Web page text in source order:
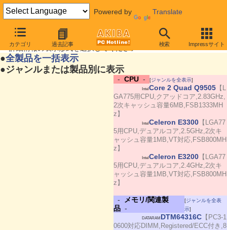
Powered by Translate
カテゴリ 過去記事 検索 Impressサイト
今週見つけた主な新製品[表示形式選択] 2009年9月5日号
― 詳細情報の表示形式を選択してください ―
●全製品を一括表示
●ジャンルまたは製品別に表示
- CPU- [ジャンルを全表示]
Intel Core 2 Quad Q9505【L
GA775用CPU,クアッドコア,2.83GHz,
2次キャッシュ容量6MB,FSB1333MH
z】
Intel Celeron E3300【LGA77
5用CPU,デュアルコア,2.5GHz,2次キ
ャッシュ容量1MB,VT対応,FSB800MH
z】
Intel Celeron E3200【LGA77
5用CPU,デュアルコア,2.4GHz,2次キ
ャッシュ容量1MB,VT対応,FSB800MH
z】
-
メモリ/関連製
品 -
[ジャンルを全表
示]
DATARAM DTM64316C【PC3-1
0600対応DIMM,Registered/ECC付き,8